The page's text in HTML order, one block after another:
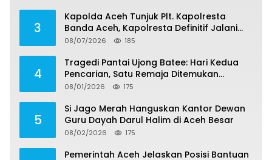
3
Kapolda Aceh Tunjuk Plt. Kapolresta
Banda Aceh, Kapolresta Definitif Jalani
Pemeriksaan di Mabes Polri
08/07/2026 185
4
Tragedi Pantai Ujong Batee: Hari Kedua
Pencarian, Satu Remaja Ditemukan
Meninggal, Tiga Korban Masih Dicari
08/01/2026 175
5
Si Jago Merah Hanguskan Kantor Dewan
Guru Dayah Darul Halim di Aceh Besar
08/02/2026 175
Pemerintah Aceh Jelaskan Posisi Bantuan